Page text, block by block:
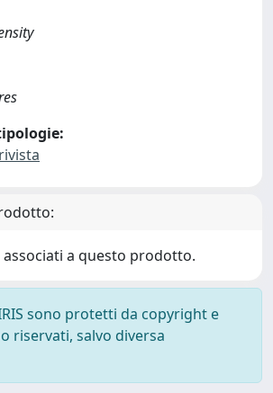
a questo prodotto.
sono protetti da copyright e
riservati, salvo diversa